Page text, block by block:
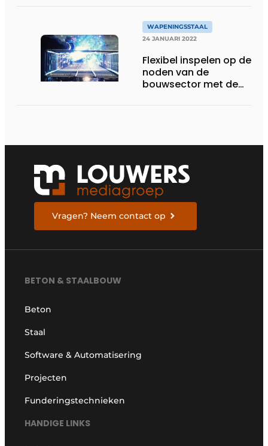
WAPENINGSSTAAL
24 JANUARI 2022
Flexibel inspelen op de
noden van de
bouwsector met de
Vragen? Neem contact op
BETON & STAALBOUW
Beton
Staal
Software & Automatisering
Projecten
Funderingstechnieken
HANDIGE LINKS